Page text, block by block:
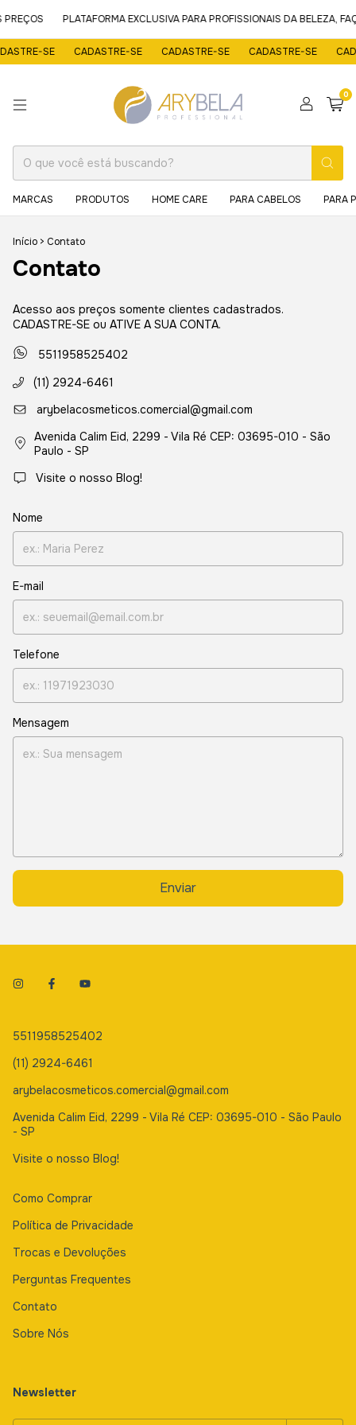
PLATAFORMA EXCLUSIVA PARA PROFISSIONAIS DA BELEZA,
SE CADASTRE-SE CADASTRE-SE CADASTRE-SE
0
MARCAS PRODUTOS HOME CARE PARA CABELOS PARA
Início > Contato
Contato
Acesso aos preços somente clientes cadastrados.
CADASTRE-SE ou ATIVE A SUA CONTA.
5511958525402
(11) 2924-6461
arybelacosmeticos.comercial@gmail.com
Avenida Calim Eid, 2299 - Vila Ré CEP: 03695-010 - São
Paulo - SP
Visite o nosso Blog!
Nome
E-mail
Telefone
Mensagem
Enviar
5511958525402
(11) 2924-6461
arybelacosmeticos.comercial@gmail.com
Avenida Calim Eid, 2299 - Vila Ré CEP: 03695-010 - São Paulo
- SP
Visite o nosso Blog!
Como Comprar
Política de Privacidade
Trocas e Devoluções
Perguntas Frequentes
Contato
Sobre Nós
Newsletter